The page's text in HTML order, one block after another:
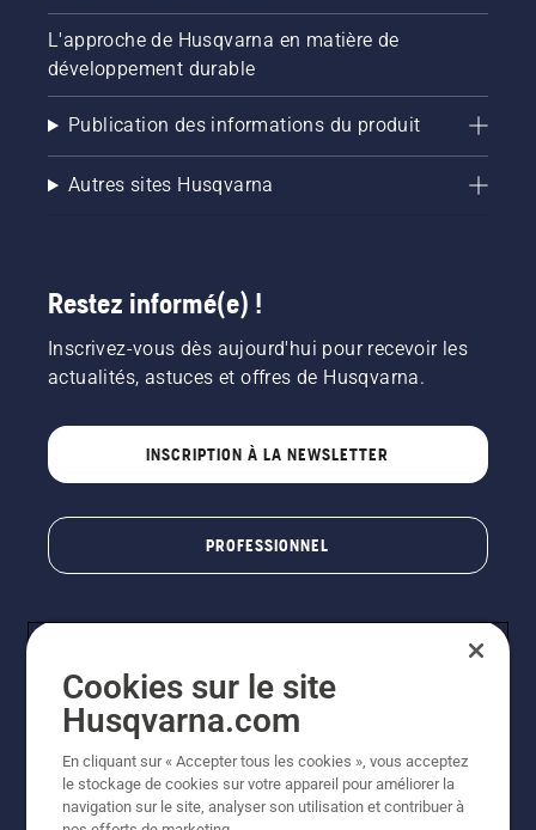
L'approche de Husqvarna en matière de
développement durable
Publication des informations du produit
Autres sites Husqvarna
Restez informé(e) !
Inscrivez-vous dès aujourd'hui pour recevoir les
actualités, astuces et offres de Husqvarna.
INSCRIPTION À LA NEWSLETTER
PROFESSIONNEL
© Husqvarna AB (publ). Tous droits réservés. Les prix
indiqués sont des prix de vente conseillés. Photos non
Cookies sur le site
Husqvarna.com
En cliquant sur « Accepter tous les cookies », vous acceptez
le stockage de cookies sur votre appareil pour améliorer la
navigation sur le site, analyser son utilisation et contribuer à